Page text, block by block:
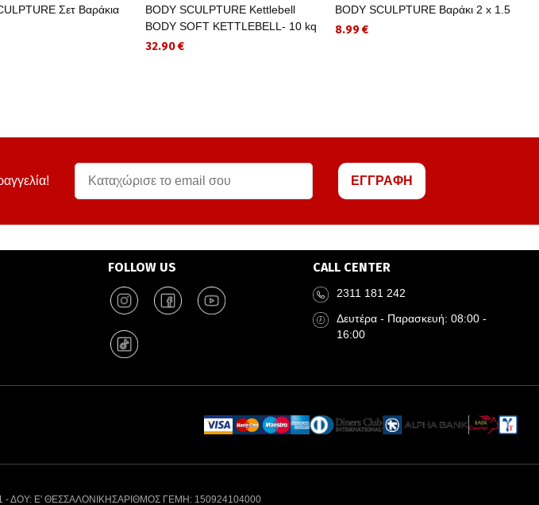
Σετ Βαράκια
BODY SCULPTURE Kettlebell
BODY SOFT KETTLEBELL- 10 kq
32.90 €
BODY SCULPTURE Βαράκι 2 x 1.5
8.99 €
ΕΓΓΡΑΦΗ
FOLLOW US CALL CENTER
2311 181 242
Δευτέρα - Παρασκευή: 08:00 -
16:00
- ΔΟΥ: Ε' ΘΕΣΣΑΛΟΝΙΚΗΣΑΡΙΘΜΟΣ ΓΕΜΗ: 150924104000